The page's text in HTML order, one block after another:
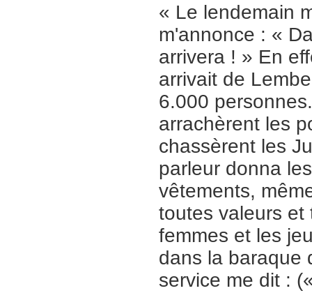
« Le lendemain
m'annonce : «
arrivera ! » En
arrivait de
6.000
arrachèrent les
chassèrent les
parleur donna
vêtements,
toutes valeurs et
femmes et les
dans la baraque
service me dit :